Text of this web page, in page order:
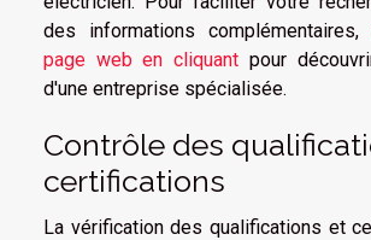
des informations complémentaires,
page web en cliquant pour
d'une entreprise spécialisée.
Contrôle des
certifications
La vérification des qualifications et